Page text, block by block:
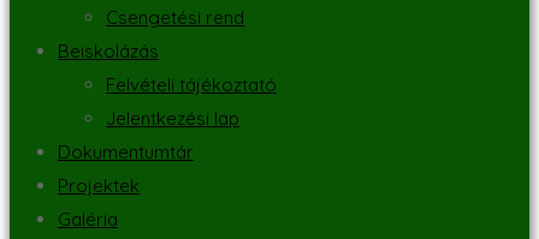
Csengetési rend
Beiskolázás
Felvételi tájékoztató
Jelentkezési lap
Dokumentumtár
Projektek
Galéria